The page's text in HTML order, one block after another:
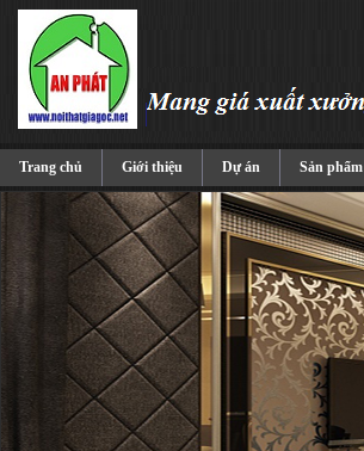
Trang chủ Giới thiệu Dự án Sản phẩm